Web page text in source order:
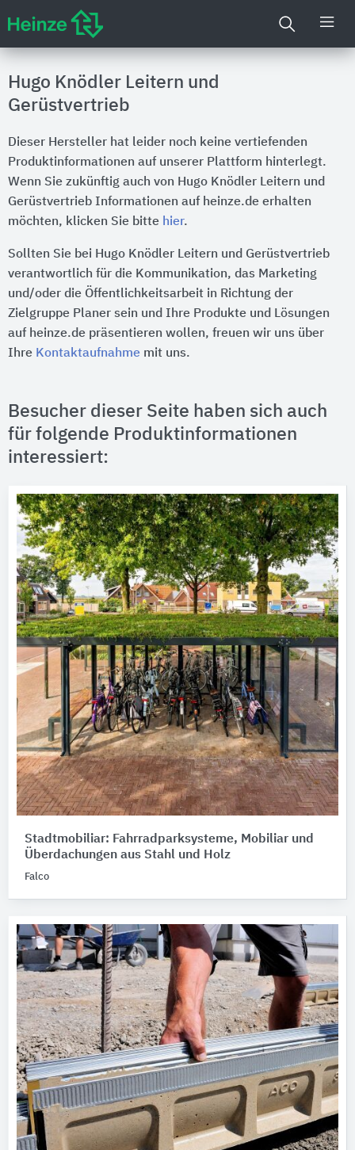
Hugo Knödler Leitern und
Gerüstvertrieb
Dieser Hersteller hat leider noch keine vertiefenden
Produktinformationen auf unserer Plattform hinterlegt.
Wenn Sie zukünftig auch von Hugo Knödler Leitern und
Gerüstvertrieb Informationen auf heinze.de erhalten
möchten, klicken Sie bitte hier.
Sollten Sie bei Hugo Knödler Leitern und Gerüstvertrieb
verantwortlich für die Kommunikation, das Marketing
und/oder die Öffentlichkeitsarbeit in Richtung der
Zielgruppe Planer sein und Ihre Produkte und Lösungen
auf heinze.de präsentieren wollen, freuen wir uns über
Ihre Kontaktaufnahme mit uns.
Besucher dieser Seite haben sich auch
für folgende Produktinformationen
interessiert:
Stadtmobiliar: Fahrradparksysteme, Mobiliar und
Überdachungen aus Stahl und Holz
Falco